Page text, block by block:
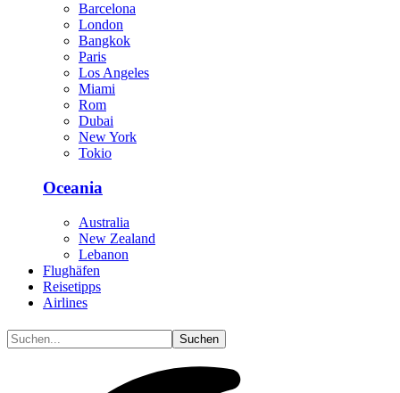
Barcelona
London
Bangkok
Paris
Los Angeles
Miami
Rom
Dubai
New York
Tokio
Oceania
Australia
New Zealand
Lebanon
Flughäfen
Reisetipps
Airlines